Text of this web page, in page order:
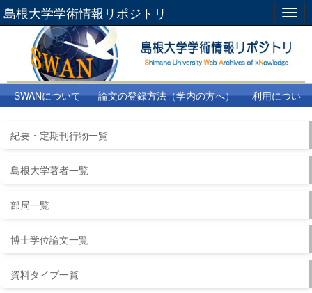
島根大学学術情報リポジトリ
SWANについて 論文の登録方法（学内の方へ）
利用につい
紀要・定期刊行物一覧
島根大学著者一覧
部局一覧
博士学位論文一覧
資料タイプ一覧